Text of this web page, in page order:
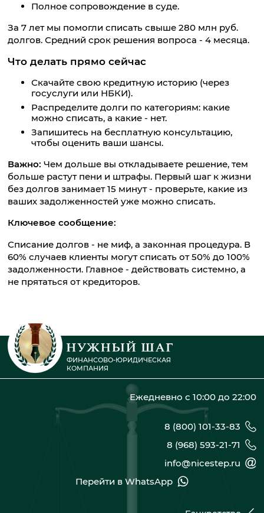
Полное сопровождение в суде.
За 7 лет мы помогли списать свыше 280 млн руб.
долгов. Средний срок решения вопроса - 4 месяца.
Что делать прямо сейчас
Скачайте свою кредитную историю (через
госуслуги или НБКИ).
Распределите долги по категориям: какие
можно списать, а какие - нет.
Запишитесь на бесплатную консультацию,
чтобы оценить ваши шансы.
Важно: Чем дольше вы откладываете решение, тем
больше растут пени и штрафы. Первый шаг к жизни
без долгов занимает 15 минут - проверьте, какие из
ваших задолженностей уже можно списать.
Ключевое сообщение:
Списание долгов - не миф, а законная процедура. В
60% случаев клиенты могут списать от 50% до 100%
задолженности. Главное - действовать системно, а
не прятаться от кредиторов.
ФИНАНСОВО-ЮРИДИЧЕСКАЯ
КОМПАНИЯ
Ежедневно с 10:00 до 22:00
8 (800) 101-33-83
8 (968) 593-21-71
info@nicestep.ru
Перейти в WhatsApp